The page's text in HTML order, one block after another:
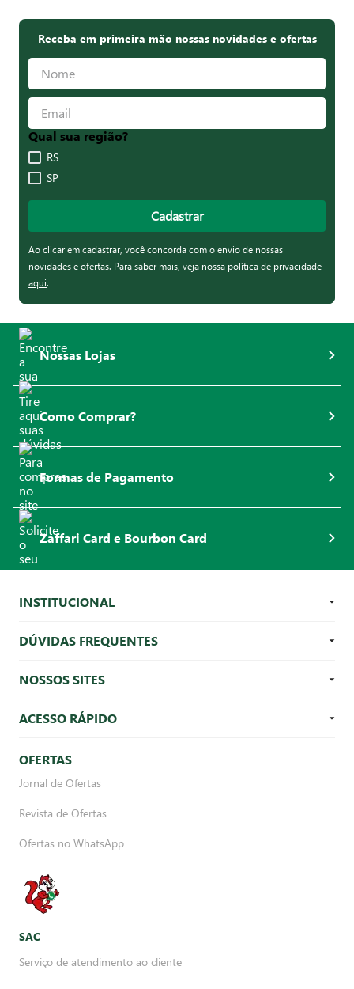
Receba em primeira mão nossas novidades e ofertas
Qual sua região?
RS
SP
Cadastrar
Ao clicar em cadastrar, você concorda com o envio de nossas
novidades e ofertas. Para saber mais, veja nossa política de privacidade
aqui.
Nossas Lojas
Como Comprar?
Formas de Pagamento
Zaffari Card e Bourbon Card
INSTITUCIONAL
DÚVIDAS FREQUENTES
NOSSOS SITES
ACESSO RÁPIDO
OFERTAS
Jornal de Ofertas
Revista de Ofertas
Ofertas no WhatsApp
SAC
Serviço de atendimento ao cliente